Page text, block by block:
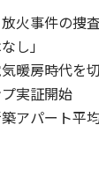
火事件の捜
し」
暖房時代を
実証開始
アパート平